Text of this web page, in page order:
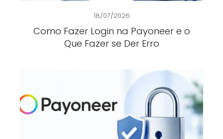
18/07/2026
Como Fazer Login na Payoneer e o
Que Fazer se Der Erro